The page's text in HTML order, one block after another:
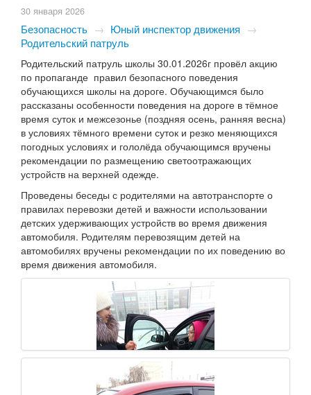
30 января 2026
Безопасность → Юный инспектор движения →
Родительский патруль
Родительский патруль школы 30.01.2026г провёл акцию
по пропаганде правил безопасного поведения
обучающихся школы на дороге. Обучающимся было
рассказаны особенности поведения на дороге в тёмное
время суток и межсезонье (поздняя осень, ранняя весна)
в условиях тёмного времени суток и резко меняющихся
погодных условиях и гололёда обучающимся вручены
рекомендации по размещению светоотражающих
устройств на верхней одежде.
Проведены беседы с родителями на автотранспорте о
правилах перевозки детей и важности использовании
детских удерживающих устройств во время движения
автомобиля. Родителям перевозящим детей на
автомобилях вручены рекомендации по их поведению во
время движения автомобиля.